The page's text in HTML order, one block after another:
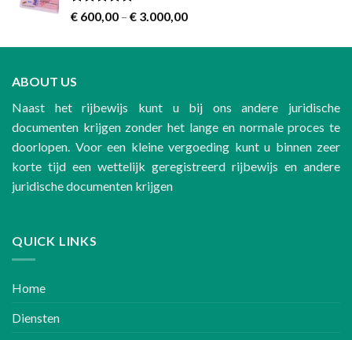
€ 700,00
Rated4.60
out of 5
€ 600,00 – € 3.000,00Price
€ 600,00
ABOUT US
Naast het rijbewijs kunt u bij ons andere juridische
documenten krijgen zonder het lange en normale proces te
doorlopen. Voor een kleine vergoeding kunt u binnen zeer
korte tijd een wettelijk geregistreerd rijbewijs en andere
juridische documenten krijgen
QUICK LINKS
Home
Diensten